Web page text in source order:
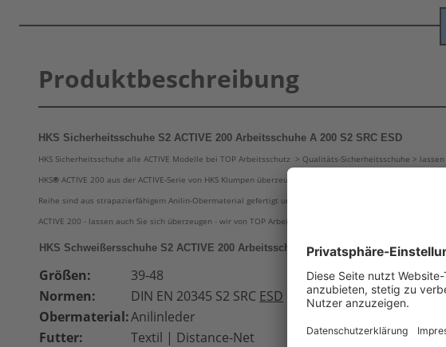
Produktbeschreibung
HKS Sicherheitsschuhe S2 ACTIVE 200 Arbeitsschuhe A 200 S2 SRC ESD
HKS Sicherheitsschuhe alle ACTIVE Modelle bei TOP Arbeitsschutz > Qualitäts-Sicherheitsschuhe >
HKS® ACTIVE 200 aus der ACTIVE-Serie von HKS Klumpen überzeugen durch innovative
Reihe sind aus strapazierfähigem Anilin-Obermaterial gefertigt und verfügen über eine gut
ACTIVE 200 - lassen auch Sie sich überzeugen - wir von TOP Arbeitsschutz GmbH stehen für Fragen gern zur
HKS Schweißersschuhe S2 ACTIVE 200 Arbeitsschuhe A 200 S2 SRCESD
Größen:
39-48
Normen:
DIN EN 20345 S2 SRC ESD
Obermaterial:Anilinleder
Futter:
Textil | Distance-Net